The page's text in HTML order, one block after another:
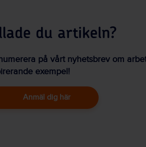
du artikeln?
på vårt nyhetsbrev om
exempel!
Anmäl dig här